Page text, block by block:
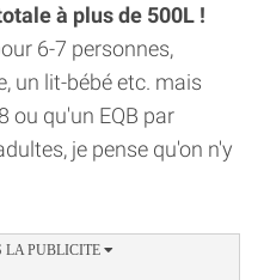
à plus de 500L !
6-7 personnes,
un lit-bébé etc. mais
ou qu'un EQB par
je pense qu'on n'y